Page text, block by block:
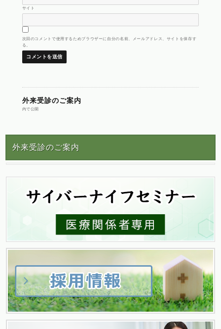
サイト
次回のコメントで使用するためブラウザーに自分の名前、メールアドレス、サイトを保存す
る。
投
稿
ナ
ビ
ー
シ
ョ
外来受診のご案内
内で公開
外来受診のご案内